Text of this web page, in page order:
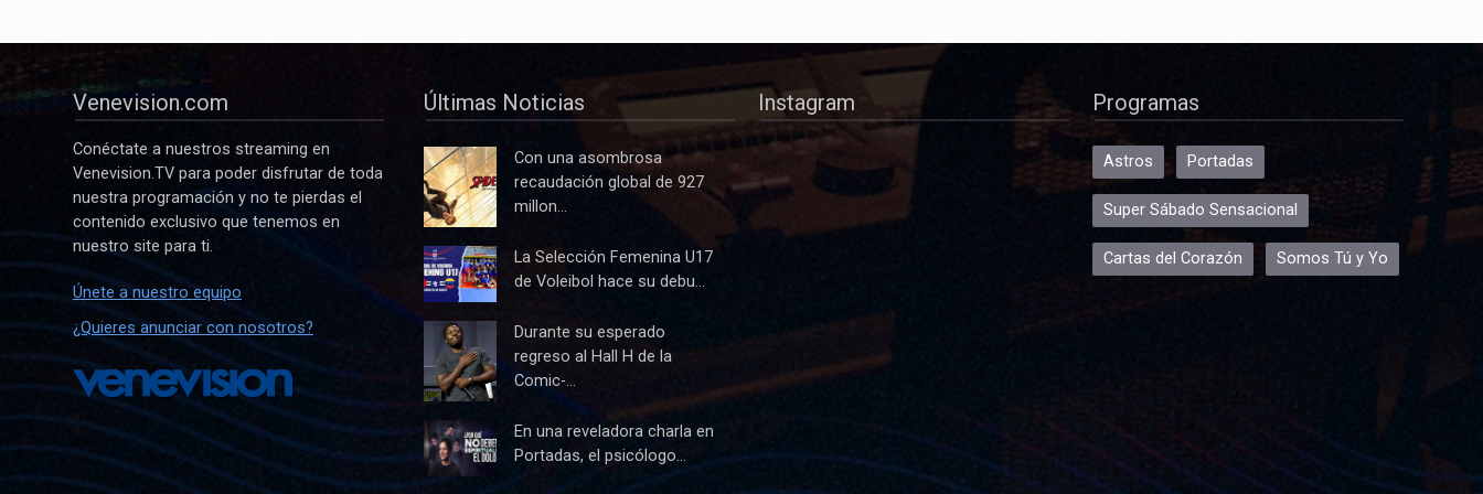
Venevision.com
Conéctate a nuestros streaming en
Venevision.TV para poder disfrutar de toda
nuestra programación y no te pierdas el
contenido exclusivo que tenemos en
nuestro site para ti.
Únete a nuestro equipo
¿Quieres anunciar con nosotros?
Últimas Noticias
Con una asombrosa
recaudación global de 927
millon...
La Selección Femenina U17
de Voleibol hace su debu...
Durante su esperado
regreso al Hall H de la
Comic-...
En una reveladora charla en
Portadas, el psicólogo...
Instagram Programas
Astros Portadas
Super Sábado Sensacional
Cartas del Corazón Somos Tú y Yo